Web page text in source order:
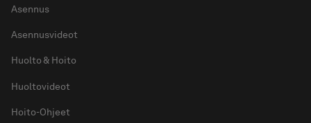
Asennus
Asennusvideot
Huolto & Hoito
Huoltovideot
Hoito-Ohjeet